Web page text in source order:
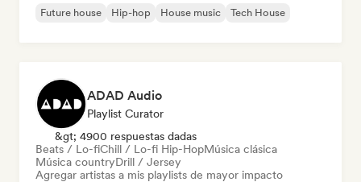
Future house
Hip-hop House music Tech House
ADAD Audio
Playlist Curator
&gt; 4900 respuestas dadas
Beats / Lo-fiChill / Lo-fi Hip-HopMúsica clásica
Música countryDrill / Jersey
Agregar artistas a mis playlists de mayor impacto